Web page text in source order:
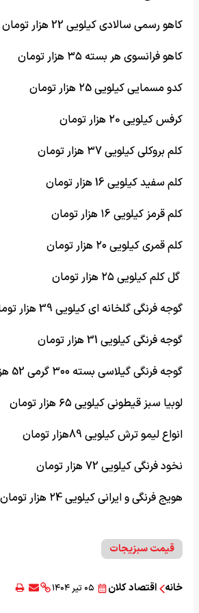
کاهو رسمی سالادی کیلویی 22 هزار تومان
کاهو فرانسوی هر بسته ۳۵ هزار تومان
کدو مسمایی کیلویی ۲5 هزار تومان
کرفس کیلویی ۲0 هزار تومان
کلم بروکلی کیلویی ۳7 هزار تومان
کلم سفید کیلویی 16 هزار تومان
کلم قرمز کیلویی ۱6 هزار تومان
کلم قمری کیلویی ۲۰ هزار تومان
گل کلم کیلویی ۲۵ هزار تومان
گوجه فرنگی گلخانه ای کیلویی 39 هزار تومان
گوجه فرنگی کیلویی 31 هزار تومان
گوجه فرنگی گیلاسی بسته ۳۰۰ گرمی 52 هزار تومان
لوبیا سبز قیطونی کیلویی ۶۵ هزار تومان
انواع لیمو ترش کیلویی 89هزار تومان
نخود فرنگی کیلویی 72 هزار تومان
هویج فرنگی و ایرانی کیلویی ۲4 هزار تومان
قیمت سبزیجات
خانه اقتصاد کلان ۰۵ تیر ۱۴۰۴